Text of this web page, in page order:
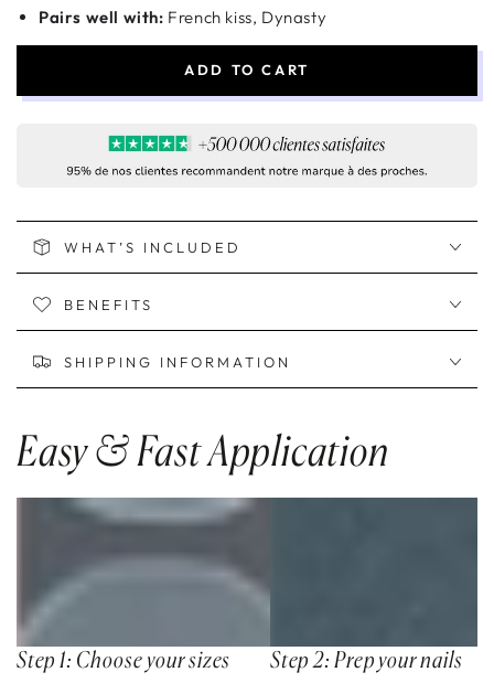
Pairs well with: French kiss, Dynasty
ADD TO CART
WHAT’S INCLUDED
BENEFITS
SHIPPING INFORMATION
Easy & Fast Application
Step 1: Choose your sizes Step 2: Prep your nails